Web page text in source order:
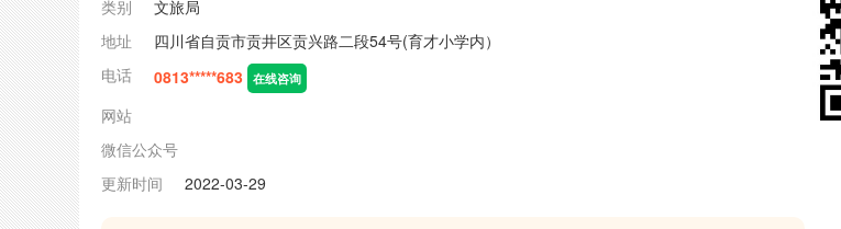
类别
文旅局
地址
四川省自贡市贡井区贡兴路二段54号(育才小学内）
电话
0813*****683 在线咨询
网站
微信公众号
更新时间
2022-03-29